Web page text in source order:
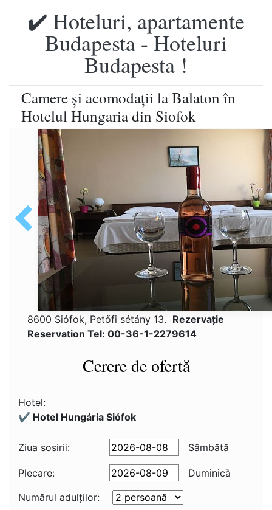
✔️ Hoteluri, apartamente
Budapesta - Hoteluri
Budapesta !
Camere şi acomodaţii la Balaton în
Hotelul Hungaria din Siofok
8600 Siófok, Petőfi sétány 13. Rezervaţie
Reservation Tel: 00-36-1-2279614
Cerere de ofertă
Hotel:
✔️ Hotel Hungária Siófok
Ziua sosirii: Sâmbătă
Plecare:
Duminică
Numărul adulţilor: